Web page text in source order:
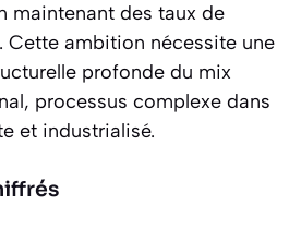
maintenant des taux de
Cette ambition nécessite une
profonde du mix
processus complexe dans
et industrialisé.